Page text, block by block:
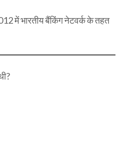
में भारतीय बैंकिंग नेटवर्क के तहत